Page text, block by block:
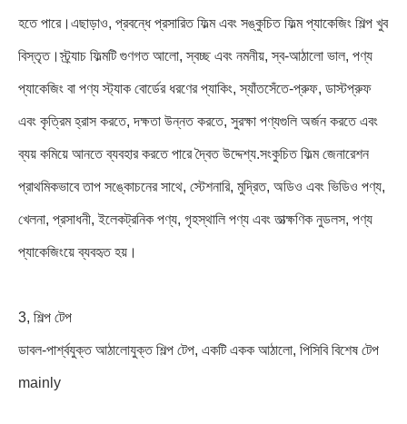
হতে পারে।এছাড়াও, প্রবন্ধে প্রসারিত ফিল্ম এবং সঙ্কুচিত ফিল্ম প্যাকেজিং শিল্প খুব
বিস্তৃত।স্ট্র্যাচ ফিল্মটি গুণগত আলো, স্বচ্ছ এবং নমনীয়, স্ব-আঠালো ভাল, পণ্য
প্যাকেজিং বা পণ্য স্ট্যাক বোর্ডের ধরণের প্যাকিং, স্যাঁতসেঁতে-প্রুফ, ডাস্টপ্রুফ
এবং কৃত্রিম হ্রাস করতে, দক্ষতা উন্নত করতে, সুরক্ষা পণ্যগুলি অর্জন করতে এবং
ব্যয় কমিয়ে আনতে ব্যবহার করতে পারে দ্বৈত উদ্দেশ্য.সংকুচিত ফিল্ম জেনারেশন
প্রাথমিকভাবে তাপ সঙ্কোচনের সাথে, স্টেশনারি, মুদ্রিত, অডিও এবং ভিডিও পণ্য,
খেলনা, প্রসাধনী, ইলেকট্রনিক পণ্য, গৃহস্থালি পণ্য এবং তাত্ক্ষণিক নুডলস, পণ্য
প্যাকেজিংয়ে ব্যবহৃত হয়।
3, শিল্প টেপ
ডাবল-পার্শ্বযুক্ত আঠালোযুক্ত শিল্প টেপ, একটি একক আঠালো, পিসিবি বিশেষ টেপ
mainly